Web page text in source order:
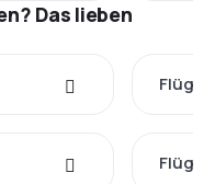
Das lieben
Flüge
Flüge